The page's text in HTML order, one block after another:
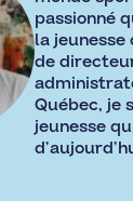
passionné
la
de
Québec, je
jeunesse